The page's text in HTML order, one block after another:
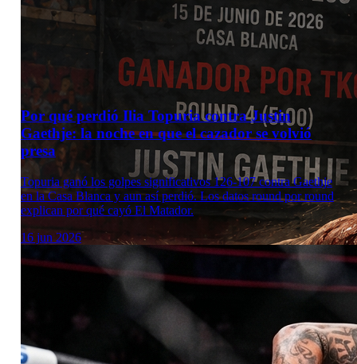
Por qué perdió Ilia Topuria contra Justin
Gaethje: la noche en que el cazador se volvió
presa
Topuria ganó los golpes significativos 126-107 contra Gaethje
en la Casa Blanca y aun así perdió. Los datos round por round
explican por qué cayó El Matador.
16 jun 2026